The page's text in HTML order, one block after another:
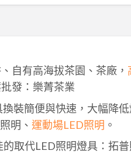
自有高海拔茶園、茶廠，
發：樂菁茶業
裝簡便與快速，大幅降
明、 運動場LED照明 。
取代LED照明燈具：拓